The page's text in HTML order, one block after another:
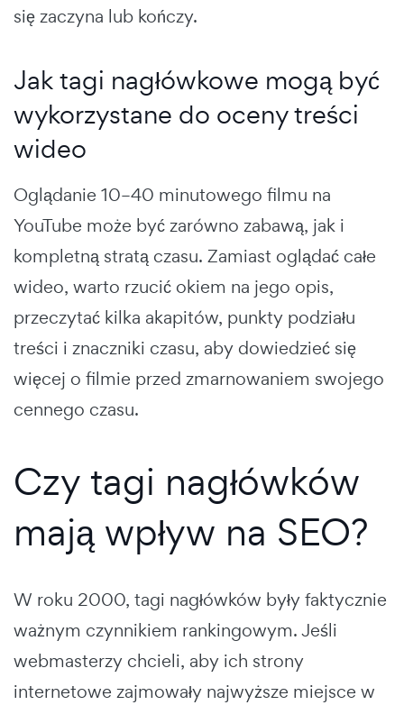
się zaczyna lub kończy.
Jak tagi nagłówkowe mogą być
wykorzystane do oceny treści
wideo
Oglądanie 10–40 minutowego filmu na
YouTube może być zarówno zabawą, jak i
kompletną stratą czasu. Zamiast oglądać całe
wideo, warto rzucić okiem na jego opis,
przeczytać kilka akapitów, punkty podziału
treści i znaczniki czasu, aby dowiedzieć się
więcej o filmie przed zmarnowaniem swojego
cennego czasu.
Czy tagi nagłówków
mają wpływ na SEO?
W roku 2000, tagi nagłówków były faktycznie
ważnym czynnikiem rankingowym. Jeśli
webmasterzy chcieli, aby ich strony
internetowe zajmowały najwyższe miejsce w